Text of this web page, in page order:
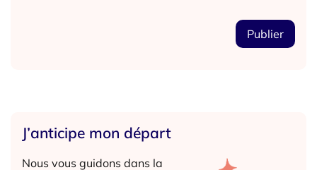
J’anticipe mon départ
Nous vous guidons dans la